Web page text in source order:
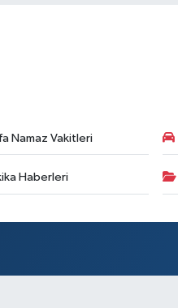
Namaz Vakitleri
Haberleri